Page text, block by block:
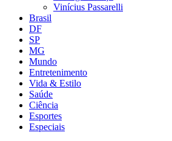
Vinícius Passarelli
Brasil
DF
SP
MG
Mundo
Entretenimento
Vida & Estilo
Saúde
Ciência
Esportes
Especiais